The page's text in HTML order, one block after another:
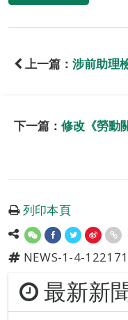
上一篇： 涉前助理
下一篇： 修改《勞動
列印本頁
NEWS-1-4-
最新新